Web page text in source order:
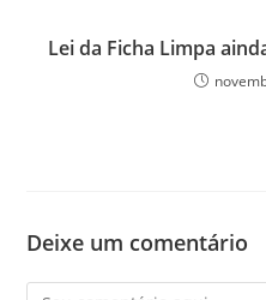
Lei da Ficha Limpa
Deixe um comentário